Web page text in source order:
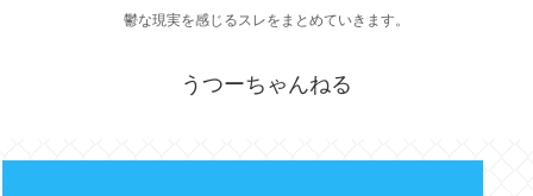
鬱な現実を感じるスレをまとめていきます。
うつーちゃんねる